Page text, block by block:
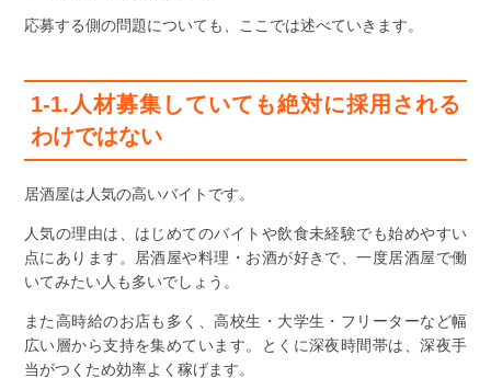
応募する側の問題についても、ここでは述べていきます。
1-1.人材募集していても絶対に採用される
わけではない
居酒屋は人気の高いバイトです。
人気の理由は、はじめてのバイトや飲食未経験でも始めやすい
点にあります。居酒屋や料理・お酒が好きで、一度居酒屋で働
いてみたい人も多いでしょう。
また高時給のお店も多く、高校生・大学生・フリーターなど幅
広い層から支持を集めています。とくに深夜時間帯は、深夜手
当がつくため効率よく稼げます。